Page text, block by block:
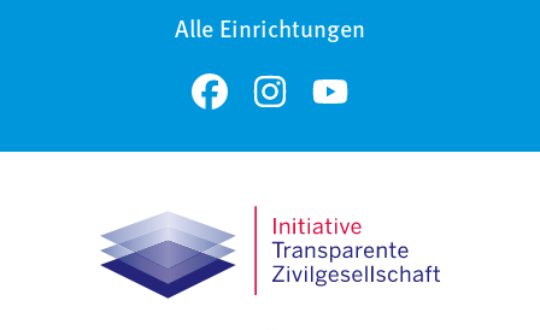
Alle Einrichtungen